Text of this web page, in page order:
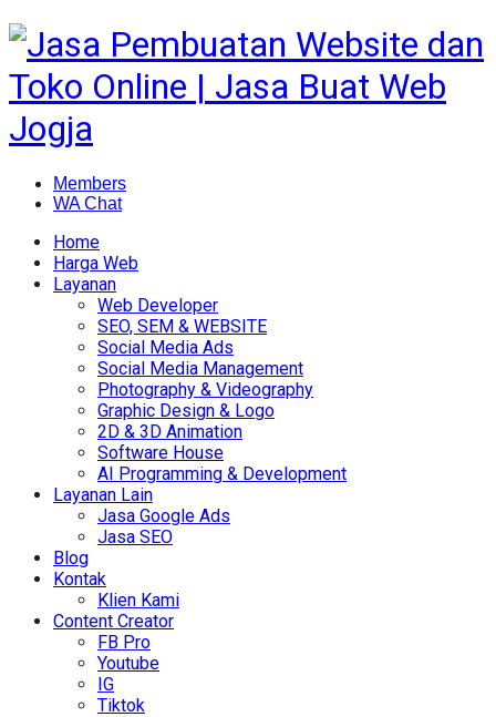
Members
WA Chat
Home
Harga Web
Layanan
Web Developer
SEO, SEM & WEBSITE
Social Media Ads
Social Media Management
Photography & Videography
Graphic Design & Logo
2D & 3D Animation
Software House
AI Programming & Development
Layanan Lain
Jasa Google Ads
Jasa SEO
Blog
Kontak
Klien Kami
Content Creator
FB Pro
Youtube
IG
Tiktok